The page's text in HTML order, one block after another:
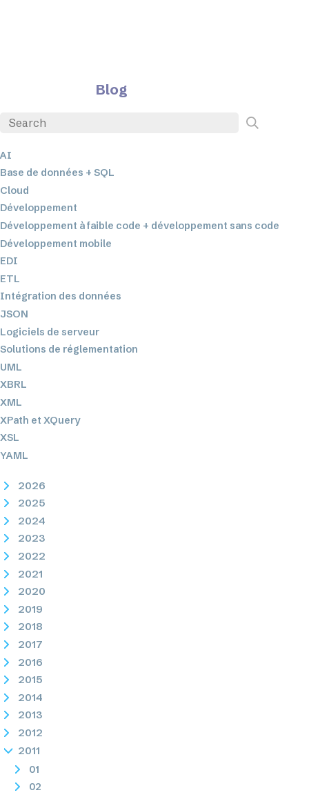
Blog
AI
Base de données + SQL
Cloud
Développement
Développement à faible code + développement sans code
Développement mobile
EDI
ETL
Intégration des données
JSON
Logiciels de serveur
Solutions de réglementation
UML
XBRL
XML
XPath et XQuery
XSL
YAML
2026
2025
2024
2023
2022
2021
2020
2019
2018
2017
2016
2015
2014
2013
2012
2011
01
02